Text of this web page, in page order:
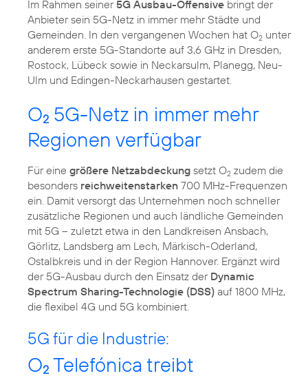
Im Rahmen seiner5G Ausbau-Offensive bringt der
Anbieter sein 5G-Netz in immer mehr Städte und
Gemeinden. In den vergangenen Wochen hat O2 unter
anderem erste 5G-Standorte auf 3,6 GHz in Dresden,
Rostock, Lübeck sowie in Neckarsulm, Planegg, Neu-
Ulm und Edingen-Neckarhausen gestartet.
O2 5G-Netz in immer mehr
Regionen verfügbar
Für eine größere Netzabdeckung setzt O2 zudem die
besonders reichweitenstarken 700 MHz-Frequenzen
ein. Damit versorgt das Unternehmen noch schneller
zusätzliche Regionen und auch ländliche Gemeinden
mit 5G – zuletzt etwa in den Landkreisen Ansbach,
Görlitz, Landsberg am Lech, Märkisch-Oderland,
Ostalbkreis und in der Region Hannover. Ergänzt wird
der 5G-Ausbau durch den Einsatz der Dynamic
Spectrum Sharing-Technologie (DSS) auf 1800 MHz,
die flexibel 4G und 5G kombiniert.
5G für die Industrie:
O2 Telefónica treibt